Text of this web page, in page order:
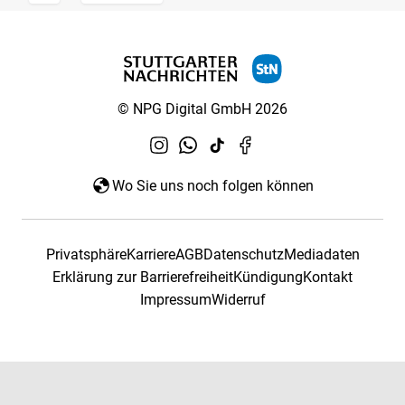
© NPG Digital GmbH 2026
Wo Sie uns noch folgen können
PrivatsphäreKarriereAGBDatenschutzMediadaten
Erklärung zur BarrierefreiheitKündigungKontakt
ImpressumWiderruf